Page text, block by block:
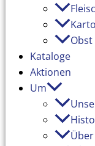
Kataloge
Aktionen
Um